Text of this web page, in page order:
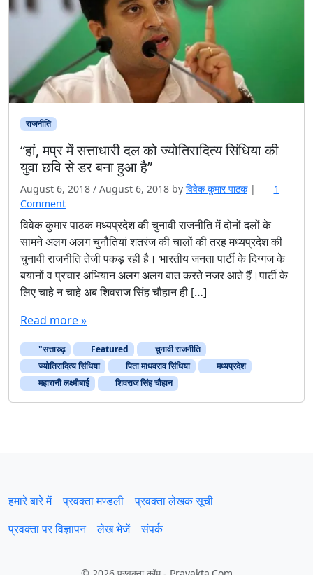
राजनीति
“हां, मप्र में सत्ताधारी दल को ज्योतिरादित्य सिंधिया की
युवा छवि से डर बना हुआ है”
August 6, 2018 / August 6, 2018 by विवेक कुमार पाठक |
1
Commento
“
हां
,
म
प्र
स
धा
री
द
ल
सिं
धि
या
विवेक कुमार पाठक मध्यप्रदेश की चुनावी राजनीति में दोनों दलों के
सामने अलग अलग चुनौतियां शतरंज की चालों की तरह मध्यप्रदेश की
चुनावी राजनीति तेजी पकड़ रही है। भारतीय जनता पार्टी के दिग्गज के
बयानों व प्रचार अभियान अलग अलग बात करते नजर आते हैं।पार्टी के
लिए चाहे न चाहे अब शिवराज सिंह चौहान ही […]
Read more »
"सत्तारुढ़ Featured
चुनावी राजनीति
ज्योतिरादित्य सिंधिया
पिता माधवराव सिंधिया
मध्‍यप्रदेश
महारानी लक्ष्मीबाई
शिवराज सिंह चौहान
हमारे बारे में प्रवक्‍ता मण्डली
प्रवक्ता लेखक सूची
प्रवक्ता पर विज्ञापन
लेख भेजें संपर्क